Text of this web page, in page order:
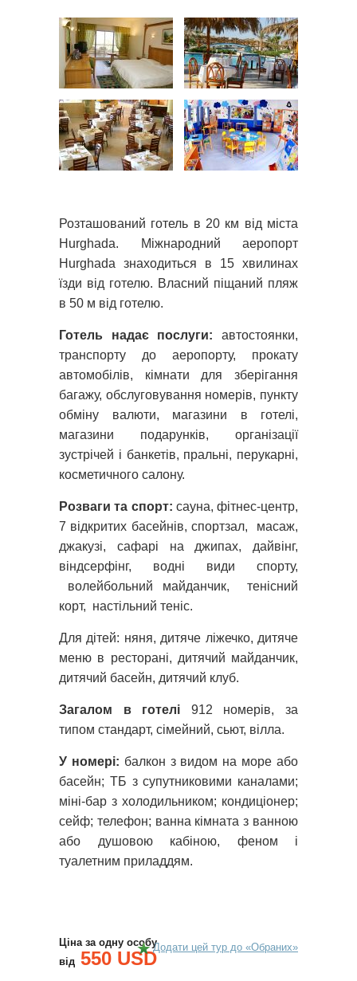
Розташований готель в 20 км від міста
Hurghada. Міжнародний аеропорт
Hurghada знаходиться в 15 хвилинах
їзди від готелю. Власний піщаний пляж
в 50 м від готелю.
Готель надає послуги: автостоянки,
транспорту до аеропорту, прокату
автомобілів, кімнати для зберігання
багажу, обслуговування номерів, пункту
обміну валюти, магазини в готелі,
магазини подарунків, організації
зустрічей і банкетів, пральні, перукарні,
косметичного салону.
Розваги та спорт: сауна, фітнес-центр,
7 відкритих басейнів, спортзал, масаж,
джакузі, сафарі на джипах, дайвінг,
віндсерфінг, водні види спорту,
волейбольний майданчик, тенісний
корт, настільний теніс.
Для дітей: няня, дитяче ліжечко, дитяче
меню в ресторані, дитячий майданчик,
дитячий басейн, дитячий клуб.
Загалом в готелі 912 номерів, за
типом стандарт, сімейний, сьют, вілла.
У номері: балкон з видом на море або
басейн; ТБ з супутниковими каналами;
міні-бар з холодильником; кондиціонер;
сейф; телефон; ванна кімната з ванною
або душовою кабіною, феном і
туалетним приладдям.
Ціна за одну особу
від 550 USD
Додати цей тур до «Обраних»